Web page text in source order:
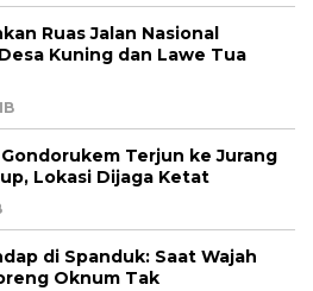
Ruas Jalan Nasional
Kuning dan Lawe Tua
Terjun ke Jurang
Lokasi Dijaga Ketat
di Spanduk: Saat Wajah
Oknum Tak